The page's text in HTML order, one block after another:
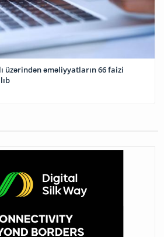
üzərindən əməliyyatların 66 faizi